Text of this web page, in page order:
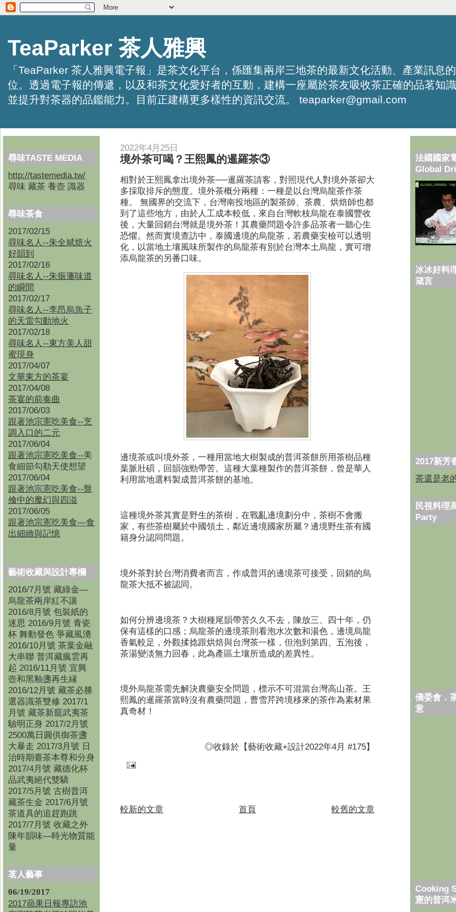
TeaParker 茶人雅興
「TeaParker 茶人雅興電子報」是茶文化平台，係匯集兩岸三地茶的最新文化活動、產業訊息
位。透過電子報的傳遞，以及和茶文化愛好者的互動，建構一座屬於茶友吸收茶正確的品茗知
並提升對茶器的品鑑能力。目前正建構更多樣性的資訊交流。 teaparker@gmail.com
尋味TASTE MEDIA
http://tastemedia.tw/
尋味 藏茶 養壺 識器
尋味茶食
2017/02/15
尋味名人--朱全斌焙火
好韻到
2017/02/16
尋味名人--朱振藩味道
的瞬間
2017/02/17
尋味名人--李昂烏魚子
的天雷勾動地火
2017/02/18
尋味名人--東方美人甜
蜜現身
2017/04/07
文華東方的茶宴
2017/04/08
茶宴的前奏曲
2017/06/03
跟著池宗憲吃美食--烹
調入口的二元
2017/06/04
跟著池宗憲吃美食--美
食細節勾勒天使想望
2017/06/04
跟著池宗憲吃美食--盤
飧中的魔幻與四溢
2017/06/05
跟著池宗憲吃美食—食
出細緻與記憶
藝術收藏與設計專欄
2016/7月號 藏綠金—
烏龍茶兩岸紅不讓
2016/8月號 包裝紙的
迷思 2016/9月號 青瓷
杯 舞動發色 爭藏風湧
2016/10月號 茶葉金融
大串聯 普洱藏瘋雲再
起 2016/11月號 宜興
壺和黑釉盞再生縁
2016/12月號 藏茶必勝
選器識茶雙修 2017/1
月號 藏茶新竉武夷茶
驗明正身 2017/2月號
2500萬日圓供御茶盞
大暴走 2017/3月號 日
治時期臺茶本尊和分身
2017/4月號 藏德化杯
品武夷絕代雙驕
2017/5月號 古樹普洱
藏茶生金 2017/6月號
茶道具的追趕跑跳
2017/7月號 收藏之外
陳年韻味—時光物質能
量
茗人藝事
06/19/2017
2017蘋果日報專訪池
2022年4月25日
境外茶可喝？王熙鳳的暹羅茶③
相對於王熙鳳拿出境外茶──暹羅茶請客，對照現代人對境外茶卻大
多採取排斥的態度。境外茶概分兩種：一種是以台灣烏龍茶作茶
種。 無國界的交流下，台灣南投地區的製茶師、茶農、烘焙師也都
到了這些地方，由於人工成本較低，來自台灣軟枝烏龍在泰國豐收
後，大量回銷台灣就是境外茶！其農藥問題令許多品茶者一聽心生
恐懼。然而實境查訪中，泰國邊境的烏龍茶，若農藥安檢可以透明
化，以當地土壤風味所製作的烏龍茶有別於台灣本土烏龍，實可增
添烏龍茶的另番口味。
邊境茶或叫境外茶，一種用當地大樹製成的普洱茶餅所用茶樹品種
葉脈壯碩，回韻強勁帶苦。這種大葉種製作的普洱茶餅，曾是華人
利用當地選料製成普洱茶餅的基地。
這種境外茶其實是野生的茶樹，在戰亂邊境劃分中，茶樹不會搬
家，有些茶樹屬於中國領土，鄰近邊境國家所屬？邊境野生茶有國
籍身分認同問題。
境外茶對於台灣消費者而言，作成普洱的邊境茶可接受，回銷的烏
龍茶大抵不被認同。
如何分辨邊境茶？大樹種尾韻帶苦久久不去，陳放三、四十年，仍
保有這樣的口感；烏龍茶的邊境茶則看泡水次數和湯色，邊境烏龍
香氣較足，外觀揉捻跟烘焙與台灣茶一樣，但泡到第四、五泡後，
茶湯變淡無力回春，此為產區土壤所造成的差異性。
境外烏龍茶需先解決農藥安全問題，標示不可混當台灣高山茶。王
熙鳳的暹羅茶當時沒有農藥問題，曹雪芹跨境移來的茶作為素材果
真奇材！
◎收錄於【藝術收藏+設計2022年4月 #175】
較新的文章 較舊的文章
首頁
法國國家
Global
冰冰好料
箴言
2017新芳
茶還是老
民視料理
Party
僑委會．
意
Cooking
憲的普洱